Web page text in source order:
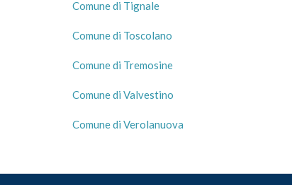
Comune di Tignale
Comune di Toscolano
Comune di Tremosine
Comune di Valvestino
Comune di Verolanuova